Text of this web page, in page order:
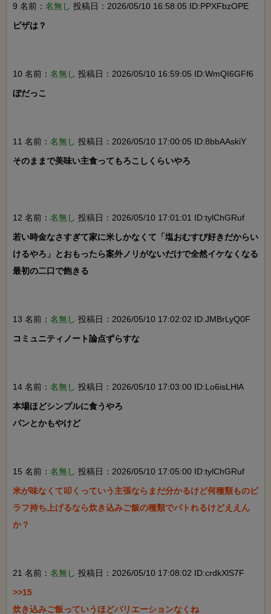
9 名前： 名無し 投稿日：2026/05/10 16:58:05 ID:PPXFbzOPE
ピザは？
10 名前： 名無し 投稿日：2026/05/10 16:59:05 ID:WmQI6GFf6
ぼだっこ
11 名前： 名無し 投稿日：2026/05/10 17:00:05 ID:8bbAAskiY
そのままで美味い主食ってもろこしくらいやろ
12 名前： 名無し 投稿日：2026/05/10 17:01:01 ID:tylChGRuf
若い時金なさすぎて家に米しかなくて「塩おむすび好きだからい
けるやろ」とおもったら案外ノリがないだけで全然イケなくなる
最初の二口で飽きる
13 名前： 名無し 投稿日：2026/05/10 17:02:02 ID:JMBrLyQ0F
コミュニティノート論点ずらすな
14 名前： 名無し 投稿日：2026/05/10 17:03:00 ID:Lo6isLHlA
本場ほどシンプルに食うやろ
パンとかもやけど
15 名前： 名無し 投稿日：2026/05/10 17:05:00 ID:tylChGRuf
米が味なくて叩くっていう主張ならまだ分かるけど何種類ものピ
ラフ持ち上げるなら炊き込みご飯の種類でバトれるけどええん
か？
21 名前： 名無し 投稿日：2026/05/10 17:08:02 ID:crdkXlS7F
>>15
炊き込みご飯っていうほどバリエーションなくね